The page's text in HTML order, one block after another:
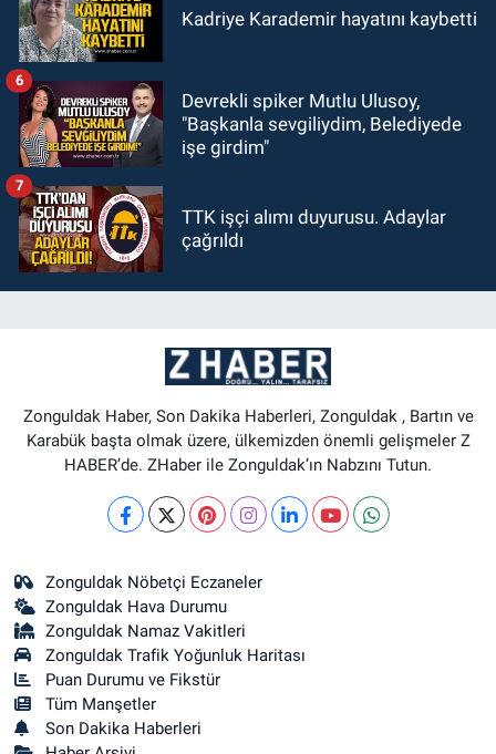
Kadriye Karademir hayatını kaybetti
Devrekli spiker Mutlu Ulusoy,
"Başkanla sevgiliydim, Belediyede
işe girdim"
6
TTK işçi alımı duyurusu. Adaylar
çağrıldı
7
Zonguldak Haber, Son Dakika Haberleri, Zonguldak , Bartın ve
Karabük başta olmak üzere, ülkemizden önemli gelişmeler Z
HABER’de. ZHaber ile Zonguldak’ın Nabzını Tutun.
Zonguldak Nöbetçi Eczaneler
Zonguldak Hava Durumu
Zonguldak Namaz Vakitleri
Zonguldak Trafik Yoğunluk Haritası
Puan Durumu ve Fikstür
Tüm Manşetler
Son Dakika Haberleri